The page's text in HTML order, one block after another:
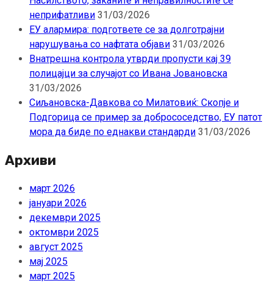
неприфатливи 31/03/2026
ЕУ алармира: подгответе се за долготрајни
нарушувања со нафтата објави 31/03/2026
Внатрешна контрола утврди пропусти кај 39
полицајци за случајот со Ивана Јовановска
31/03/2026
Сиљановска-Давкова со Милатовиќ: Скопје и
Подгорица се пример за добрососедство, ЕУ патот
мора да биде по еднакви стандарди 31/03/2026
Архиви
март 2026
јануари 2026
декември 2025
октомври 2025
август 2025
мај 2025
март 2025